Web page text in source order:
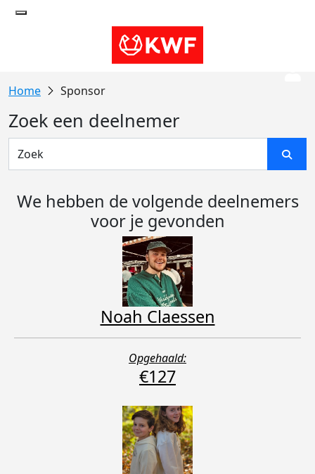
Sponsor
Zoek een deelnemer
We hebben de volgende deelnemers
voor je gevonden
Noah Claessen
Opgehaald:
€127